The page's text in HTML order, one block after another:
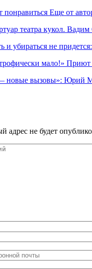
понравиться Еще от
театра кукол.
и убираться не
мало!»
новые вызовы»: Юрий
адрес не будет